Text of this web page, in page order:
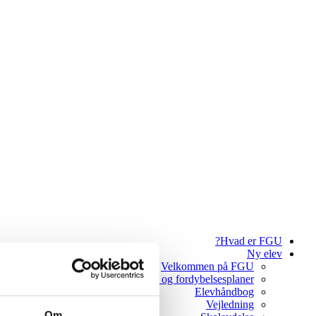
Hvad er FGU?
Ny elev
Velkommen på FGU
Ferie og fordybelsesplaner
Elevhåndbog
Vejledning